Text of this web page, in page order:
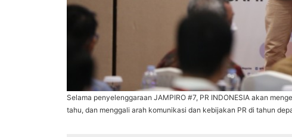
Selama penyelenggaraan JAMPIRO #7, PR INDONESIA akan
tahu, dan menggali arah komunikasi dan kebijakan PR di tahun